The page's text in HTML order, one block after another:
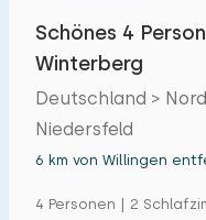
Schönes 4
Winterberg
Deutschland >
Niedersfeld
6 km von Willingen
4 Personen | 2